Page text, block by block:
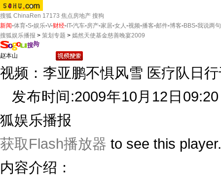
搜狐 ChinaRen 17173 焦点房地产 搜狗
新闻-体育-S-娱乐-V-财经- IT-汽车-房产-家居-女人-视频-播客-邮件-博客-BBS-我说两句
搜狐娱乐播报 > 策划专题 > 嫣然天使基金慈善晚宴2009
视频：李亚鹏不惧风雪 医疗队日
发布时间:2009年10月12日
狐娱乐播报
获取Flash播放器 to see this player.
内容介绍：